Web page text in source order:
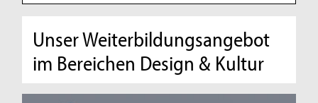
Unser Weiterbildungsangebot
im Bereichen Design & Kultur